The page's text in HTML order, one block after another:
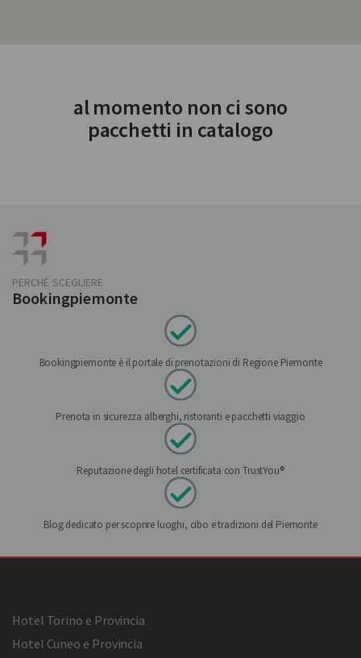
al momento non ci sono
pacchetti in catalogo
PERCHÉ SCEGLIERE
Bookingpiemonte
Bookingpiemonte è il portale di prenotazioni di Regione Piemonte
Prenota in sicurezza alberghi, ristoranti e pacchetti viaggio
Reputazione degli hotel certificata con TrustYou®
Blog dedicato per scoprire luoghi, cibo e tradizioni del Piemonte
Hotel Torino e Provincia
Hotel Cuneo e Provincia